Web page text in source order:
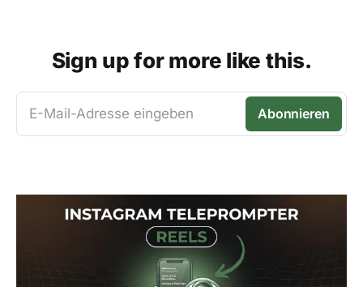
Sign up for more like this.
E-Mail-Adresse eingeben Abonnieren